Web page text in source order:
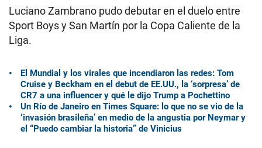
Luciano Zambrano pudo debutar en el duelo entre
Sport Boys y San Martín por la Copa Caliente de la
Liga.
El Mundial y los virales que incendiaron las redes: Tom
Cruise y Beckham en el debut de EE.UU., la ‘sorpresa’ de
CR7 a una influencer y qué le dijo Trump a Pochettino
Un Río de Janeiro en Times Square: lo que no se vio de la
‘invasión brasileña’ en medio de la angustia por Neymar y
el “Puedo cambiar la historia” de Vinicius